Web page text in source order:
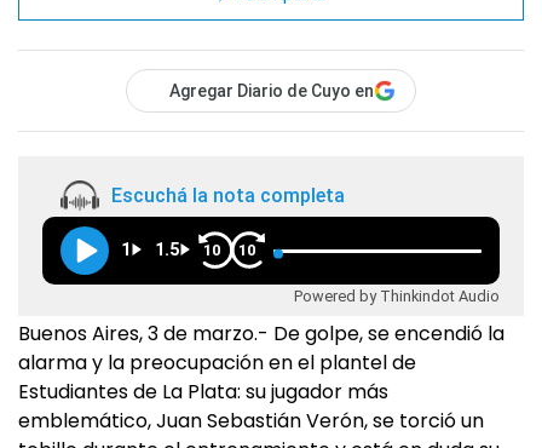
Agregar Diario de Cuyo en
Escuchá la nota completa
1 1.5 10 10
Powered by Thinkindot Audio
Buenos Aires, 3 de marzo.- De golpe, se encendió la
alarma y la preocupación en el plantel de
Estudiantes de La Plata: su jugador más
emblemático, Juan Sebastián Verón, se torció un